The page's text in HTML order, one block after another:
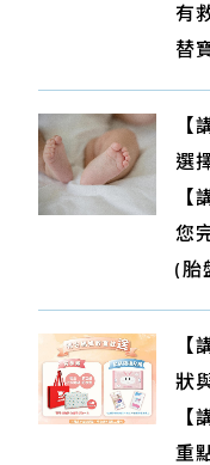
有
替
【
選
【
您
(胎
【
狀
【
重